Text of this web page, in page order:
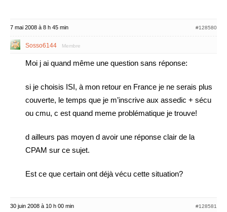
7 mai 2008 à 8 h 45 min #128580
Sosso6144 Membre
Moi j ai quand même une question sans réponse:
si je choisis ISI, à mon retour en France je ne serais plus
couverte, le temps que je m’inscrive aux assedic + sécu
ou cmu, c est quand meme problématique je trouve!
d ailleurs pas moyen d avoir une réponse clair de la
CPAM sur ce sujet.
Est ce que certain ont déjà vécu cette situation?
30 juin 2008 à 10 h 00 min #128581